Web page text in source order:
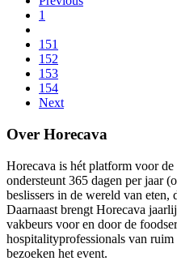
1
151
152
153
154
Next
Over Horecava
Horecava is hét platform voor
ondersteunt 365 dagen per jaar
beslissers in de wereld van eten,
Daarnaast brengt Horecava
vakbeurs voor en door de
hospitalityprofessionals van
bezoeken het event.